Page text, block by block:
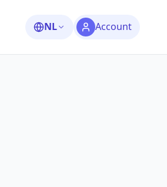
NL Account